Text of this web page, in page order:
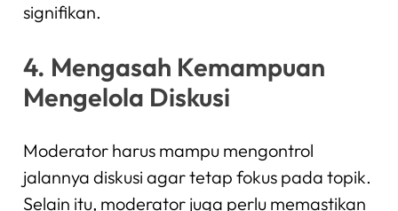
signifikan.
4. Mengasah Kemampuan
Mengelola Diskusi
Moderator harus mampu mengontrol
jalannya diskusi agar tetap fokus pada topik.
Selain itu, moderator juga perlu memastikan